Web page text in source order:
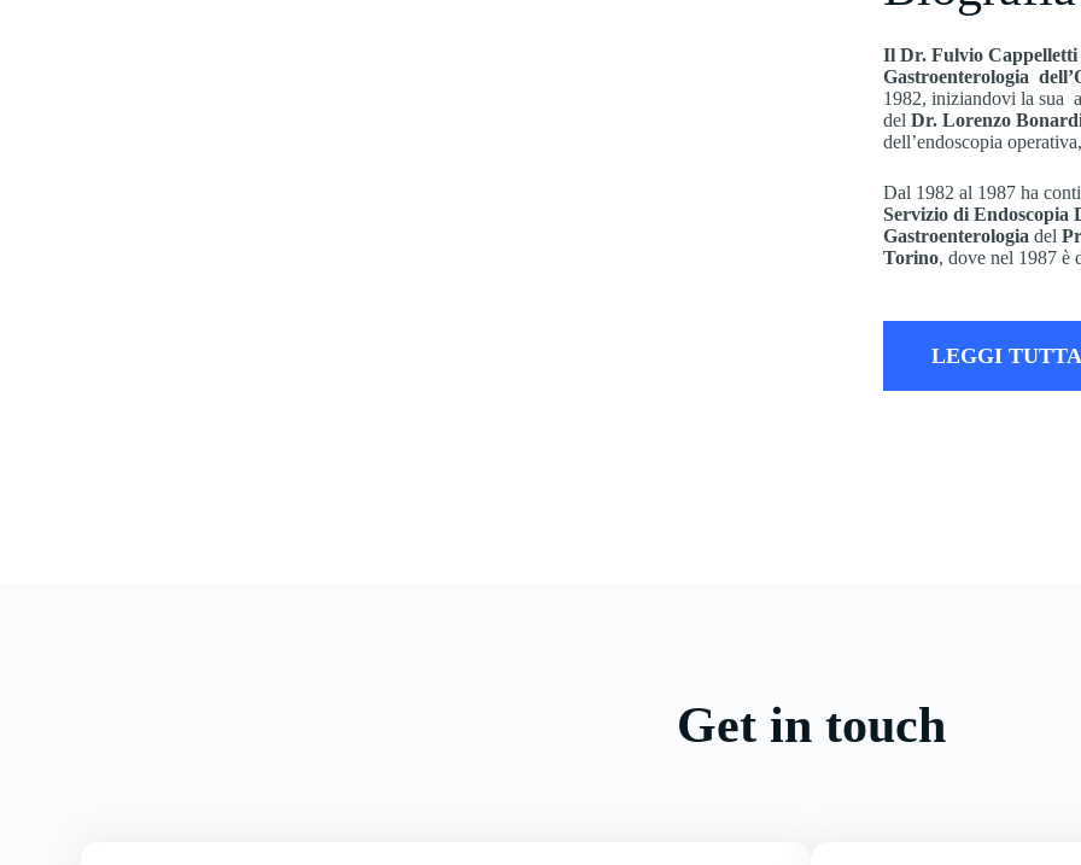
Il Dr. Fulvio Cappelletti
Gastroenterologia
1982, iniziandovi la sua
delDr. Lorenzo
dell’endoscopia
Dal 1982 al 1987 ha
Servizio di Endoscopia
Gastroenterologia del
Torino, dove nel 1987 è
LEGGI
Get in touch